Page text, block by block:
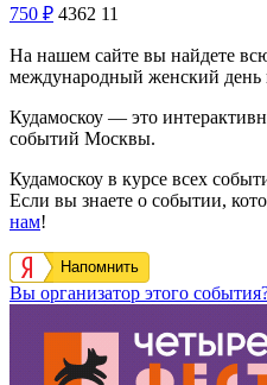
750 ₽ 4362 11
На нашем сайте вы найдете
международный женский день
Кудамоскоу — это
событий Москвы.
Кудамоскоу в курсе всех
Если вы знаете о событии,
нам!
Напомнить
Вы организатор этого